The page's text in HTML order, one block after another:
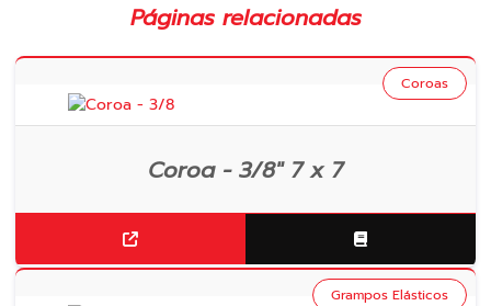
Páginas relacionadas
Coroa - 3/8" 7 x 7
Coroas
Grampos Elásticos